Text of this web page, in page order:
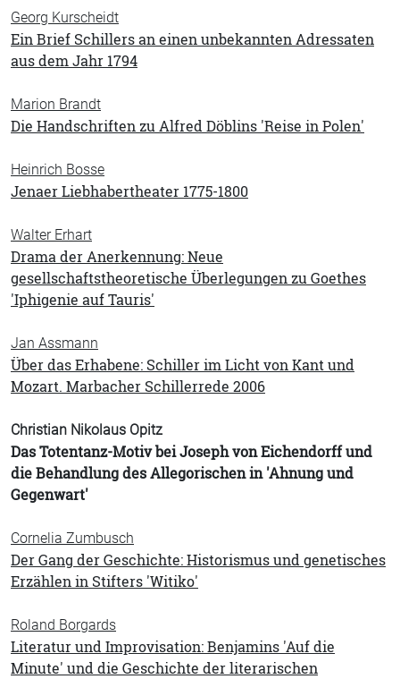
Georg Kurscheidt
Ein Brief Schillers an einen unbekannten Adressaten
aus dem Jahr 1794
Marion Brandt
Die Handschriften zu Alfred Döblins 'Reise in Polen'
Heinrich Bosse
Jenaer Liebhabertheater 1775-1800
Walter Erhart
Drama der Anerkennung: Neue
gesellschaftstheoretische Überlegungen zu Goethes
'Iphigenie auf Tauris'
Jan Assmann
Über das Erhabene: Schiller im Licht von Kant und
Mozart. Marbacher Schillerrede 2006
Christian Nikolaus Opitz
Das Totentanz-Motiv bei Joseph von Eichendorff und
die Behandlung des Allegorischen in 'Ahnung und
Gegenwart'
Cornelia Zumbusch
Der Gang der Geschichte: Historismus und genetisches
Erzählen in Stifters 'Witiko'
Roland Borgards
Literatur und Improvisation: Benjamins 'Auf die
Minute' und die Geschichte der literarischen